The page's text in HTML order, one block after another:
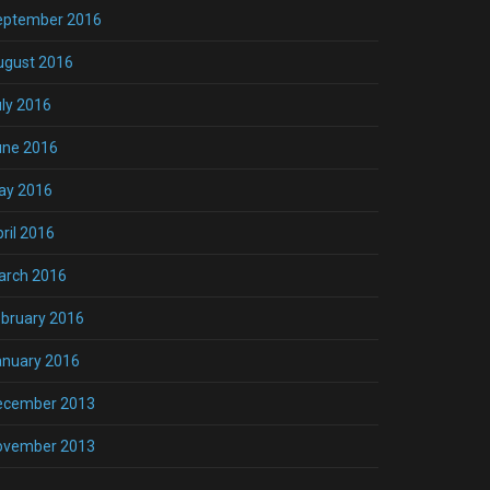
2016
2016
2016
2016
2016
2016
2016
2016
2016
2013
2013